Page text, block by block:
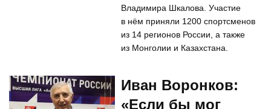
Владимира Шкалова. Участие
в нём приняли 1200 спортсменов
из 14 регионов России, а также
из Монголии и Казахстана.
Иван Воронков:
«Если бы мог